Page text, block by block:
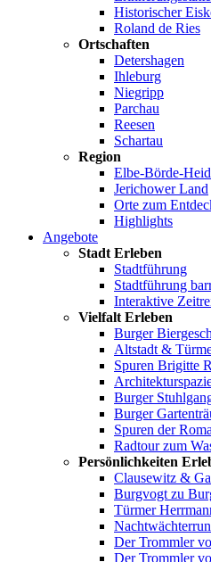
Historischer
Roland de Ries
Ortschaften
Detershagen
Ihleburg
Niegripp
Parchau
Reesen
Schartau
Region
Elbe-Börde-
Jerichower Land
Orte zum
Highlights
Angebote
Stadt Erleben
Stadtführung
Stadtführung
Interaktive
Vielfalt Erleben
Burger
Altstadt &
Spuren Brigitte
Burger
Burger
Spuren der
Radtour zum
Persönlichkeiten
Clausewitz &
Burgvogt zu
Türmer
Der Trommler
Der Trommler